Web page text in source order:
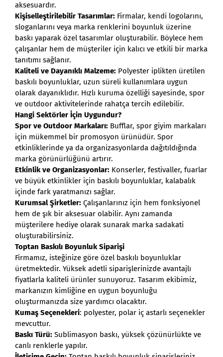
aksesuardır.
Kişiselleştirilebilir Tasarımlar:Firmalar, kendi logolarını,
sloganlarını veya marka renklerini boyunluk üzerine
baskı yaparak özel tasarımlar oluşturabilir. Böylece hem
çalışanlar hem de müşteriler için kalıcı ve etkili bir marka
tanıtımı sağlanır.
Kaliteli ve Dayanıklı Malzeme:Polyester iplikten üretilen
baskılı boyunluklar, uzun süreli kullanımlara uygun
olarak dayanıklıdır. Hızlı kuruma özelliği sayesinde, spor
ve outdoor aktivitelerinde rahatça tercih edilebilir.
Hangi Sektörler İçin Uygundur?
Spor ve Outdoor Markaları:Bufflar, spor giyim markaları
için mükemmel bir promosyon ürünüdür. Spor
etkinliklerinde ya da organizasyonlarda dağıtıldığında
marka görünürlüğünü artırır.
Etkinlik ve Organizasyonlar:Konserler, festivaller, fuarlar
ve büyük etkinlikler için baskılı boyunluklar, kalabalık
içinde fark yaratmanızı sağlar.
Kurumsal Şirketler:Çalışanlarınız için hem fonksiyonel
hem de şık bir aksesuar olabilir. Aynı zamanda
müşterilere hediye olarak sunarak marka sadakati
oluşturabilirsiniz.
Toptan Baskılı Boyunluk Siparişi
Firmamız, isteğinize göre özel baskılı boyunluklar
üretmektedir. Yüksek adetli siparişlerinizde avantajlı
fiyatlarla kaliteli ürünler sunuyoruz. Tasarım ekibimiz,
markanızın kimliğine en uygun boyunluğu
oluşturmanızda size yardımcı olacaktır.
Kumaş Seçenekleri: polyester, polar iç astarlı seçenekler
mevcuttur.
Baskı Türü:Sublimasyon baskı, yüksek çözünürlükte ve
canlı renklerle yapılır.